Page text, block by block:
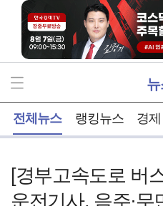
전체뉴스 랭킹뉴스 경제
[경부고속도로 버
운전기사, 음주·무